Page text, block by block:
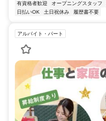
有資格者歓迎
オープニングスタッフ
日払いOK
土日祝休み 履歴書不要
アルバイト・パート